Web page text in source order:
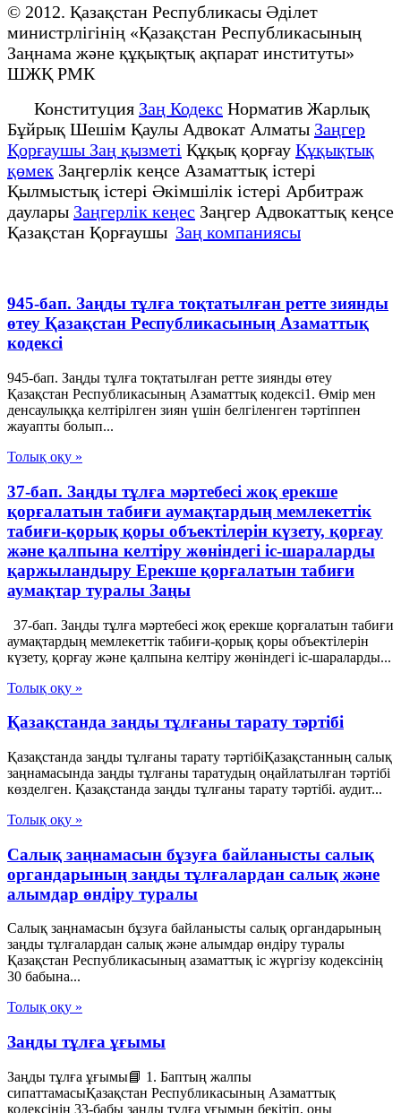
© 2012. Қазақстан Республикасы Әділет
министрлігінің «Қазақстан Республикасының
Заңнама және құқықтық ақпарат институты»
ШЖҚ РМК
Конституция Заң Кодекс Норматив Жарлық
Бұйрық Шешім Қаулы Адвокат Алматы Заңгер
Қорғаушы Заң қызметі Құқық қорғау Құқықтық
қөмек Заңгерлік кеңсе Азаматтық істері
Қылмыстық істері Әкімшілік істері Арбитраж
даулары Заңгерлік кеңес Заңгер Адвокаттық кеңсе
Қазақстан Қорғаушы Заң компаниясы
945-бап. Заңды тұлға тоқтатылған ретте зиянды
өтеу Қазақстан Республикасының Азаматтық
кодексi
945-бап. Заңды тұлға тоқтатылған ретте зиянды өтеу
Қазақстан Республикасының Азаматтық кодексi1. Өмiр мен
денсаулыққа келтiрiлген зиян үшiн белгiленген тәртiппен
жауапты болып...
Толық оқу »
37-бап. Заңды тұлға мәртебесi жоқ ерекше
қорғалатын табиғи аумақтардың мемлекеттiк
табиғи-қорық қоры объектiлерiн күзету, қорғау
және қалпына келтiру жөнiндегi iс-шараларды
қаржыландыру Ерекше қорғалатын табиғи
аумақтар туралы Заңы
37-бап. Заңды тұлға мәртебесi жоқ ерекше қорғалатын табиғи
аумақтардың мемлекеттiк табиғи-қорық қоры объектiлерiн
күзету, қорғау және қалпына келтiру жөнiндегi iс-шараларды...
Толық оқу »
Қазақстанда заңды тұлғаны тарату тәртібі
Қазақстанда заңды тұлғаны тарату тәртібіҚазақстанның салық
заңнамасында заңды тұлғаны таратудың оңайлатылған тәртібі
көзделген. Қазақстанда заңды тұлғаны тарату тәртібі. аудит...
Толық оқу »
Салық заңнамасын бұзуға байланысты салық
органдарының заңды тұлғалардан салық және
алымдар өндіру туралы
Салық заңнамасын бұзуға байланысты салық органдарының
заңды тұлғалардан салық және алымдар өндіру туралы
Қазақстан Республикасының азаматтық іс жүргізу кодексінің
30 бабына...
Толық оқу »
Заңды тұлға ұғымы
Заңды тұлға ұғымы📘 1. Баптың жалпы
сипаттамасыҚазақстан Республикасының Азаматтық
кодексінің 33-бабы заңды тұлға ұғымын бекітіп, оны